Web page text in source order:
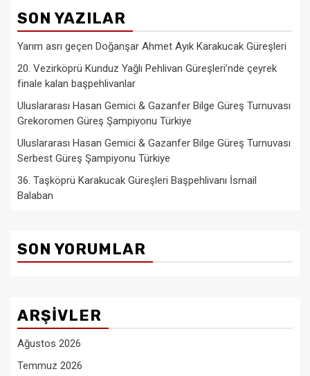
SON YAZILAR
Yarım asrı geçen Doğanşar Ahmet Ayık Karakucak Güreşleri
20. Vezirköprü Kunduz Yağlı Pehlivan Güreşleri’nde çeyrek
finale kalan başpehlivanlar
Uluslararası Hasan Gemici & Gazanfer Bilge Güreş Turnuvası
Grekoromen Güreş Şampiyonu Türkiye
Uluslararası Hasan Gemici & Gazanfer Bilge Güreş Turnuvası
Serbest Güreş Şampiyonu Türkiye
36. Taşköprü Karakucak Güreşleri Başpehlivanı İsmail
Balaban
SON YORUMLAR
ARŞIVLER
Ağustos 2026
Temmuz 2026